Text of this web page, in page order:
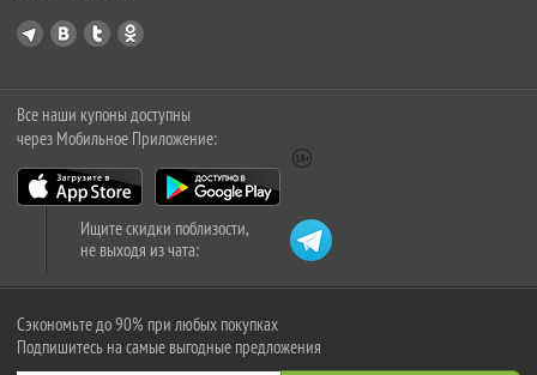
Все наши купоны доступны
через Мобильное Приложение:
Ищите скидки поблизости,
не выходя из чата:
Сэкономьте до 90% при любых покупках
Подпишитесь на самые выгодные предложения